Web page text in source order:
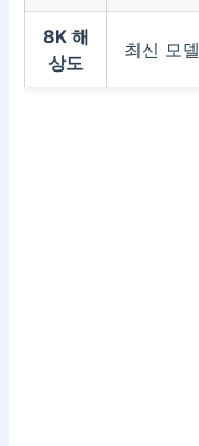
8K 해
상도
최신 모델